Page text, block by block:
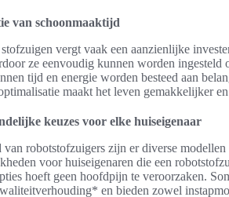
van schoonmaaktijd
vergt vaak een aanzienlijke
ze eenvoudig kunnen worden
tijd en energie worden besteed aan
maakt het leven gemakkelijker en
keuzes voor elke huiseigenaar
van robotstofzuigers zijn er diverse
voor huiseigenaren die een
hoeft geen hoofdpijn te veroorzaken.
en bieden zowel